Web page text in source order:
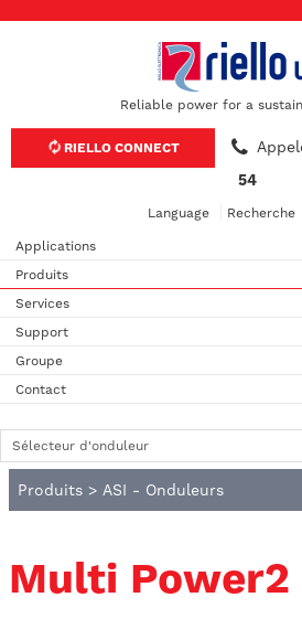
Reliable power for a
RIELLO CONNECT
54
Language Recherche
Applications
Produits
Services
Support
Groupe
Contact
Produits > ASI - Onduleurs
Multi Power2